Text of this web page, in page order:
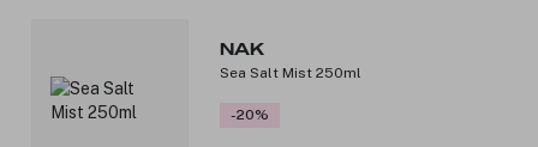
NAK
Sea Salt Mist 250ml
-20%